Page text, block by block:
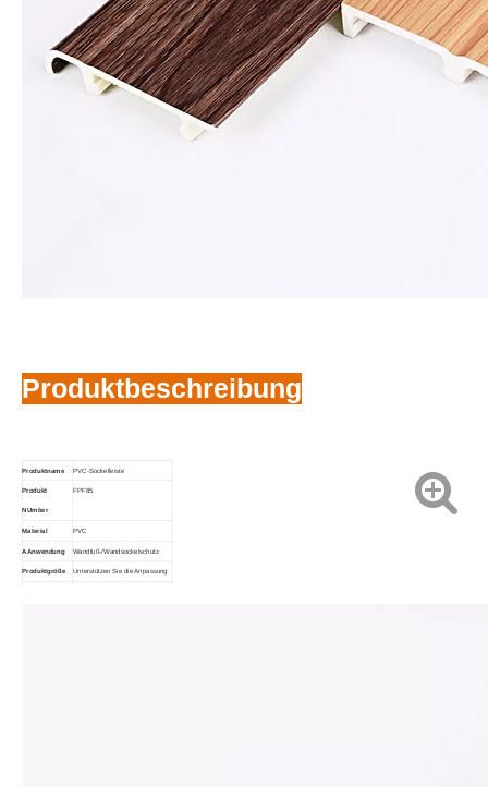
Produktbeschreibung
Produktname PVC-Sockelleiste
Produkt
NUmber
FPF85
Material PVC
AAnwendung Wandfuß-/Wandsockelschutz
Produktgröße Unterstützen Sie die Anpassung